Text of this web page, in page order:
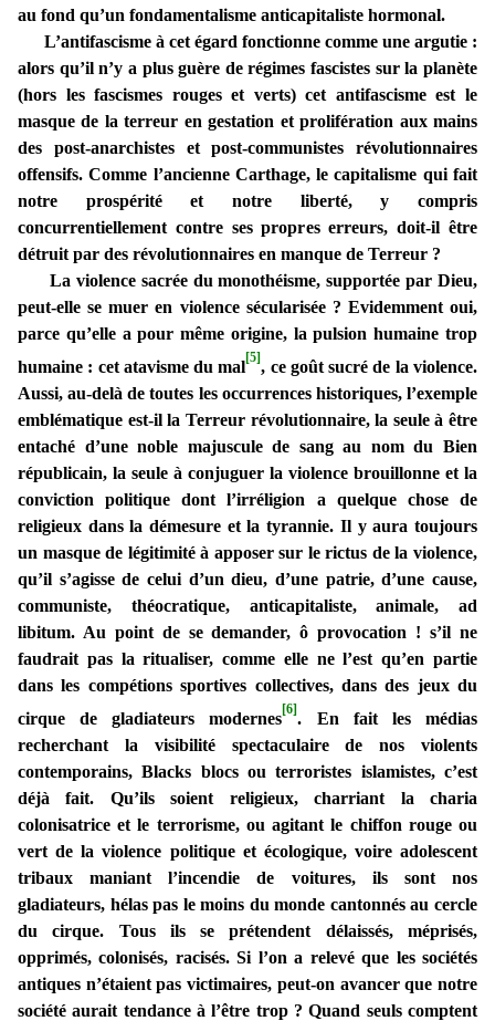
au fond qu’un fondamentalisme anticapitaliste hormonal.
L’antifascisme à cet égard fonctionne comme une argutie :
alors qu’il n’y a plus guère de régimes fascistes sur la planète
(hors les fascismes rouges et verts) cet antifascisme est le
masque de la terreur en gestation et prolifération aux mains
des post-anarchistes et post-communistes révolutionnaires
offensifs. Comme l’ancienne Carthage, le capitalisme qui fait
notre prospérité et notre liberté, y compris
concurrentiellement contre ses propres erreurs, doit-il être
détruit par des révolutionnaires en manque de Terreur ?
La violence sacrée du monothéisme, supportée par Dieu,
peut-elle se muer en violence sécularisée ? Evidemment oui,
parce qu’elle a pour même origine, la pulsion humaine trop
humaine : cet atavisme du mal[5], ce goût sucré de la violence.
Aussi, au-delà de toutes les occurrences historiques, l’exemple
emblématique est-il la Terreur révolutionnaire, la seule à être
entaché d’une noble majuscule de sang au nom du Bien
républicain, la seule à conjuguer la violence brouillonne et la
conviction politique dont l’irréligion a quelque chose de
religieux dans la démesure et la tyrannie. Il y aura toujours
un masque de légitimité à apposer sur le rictus de la violence,
qu’il s’agisse de celui d’un dieu, d’une patrie, d’une cause,
communiste, théocratique, anticapitaliste, animale, ad
libitum. Au point de se demander, ô provocation ! s’il ne
faudrait pas la ritualiser, comme elle ne l’est qu’en partie
dans les compétions sportives collectives, dans des jeux du
cirque de gladiateurs modernes[6]. En fait les médias
recherchant la visibilité spectaculaire de nos violents
contemporains, Blacks blocs ou terroristes islamistes, c’est
déjà fait. Qu’ils soient religieux, charriant la charia
colonisatrice et le terrorisme, ou agitant le chiffon rouge ou
vert de la violence politique et écologique, voire adolescent
tribaux maniant l’incendie de voitures, ils sont nos
gladiateurs, hélas pas le moins du monde cantonnés au cercle
du cirque. Tous ils se prétendent délaissés, méprisés,
opprimés, colonisés, racisés. Si l’on a relevé que les sociétés
antiques n’étaient pas victimaires, peut-on avancer que notre
société aurait tendance à l’être trop ? Quand seuls comptent